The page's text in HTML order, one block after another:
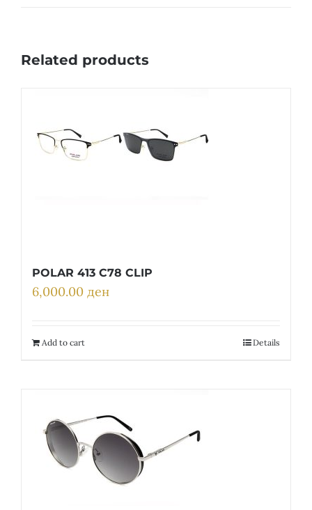
Related products
POLAR 413 C78 CLIP
6,000.00 ден
Add to cart Details